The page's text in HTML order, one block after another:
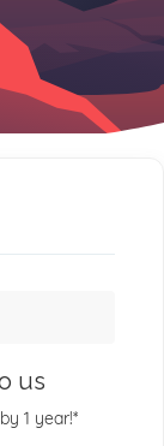
us
1 year!*